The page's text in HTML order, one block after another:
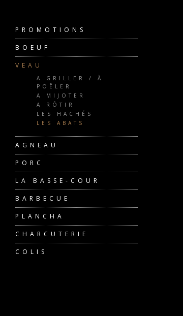
PROMOTIONS
BOEUF
VEAU
A GRILLER / À
POÊLER
A MIJOTER
A RÔTIR
LES HACHÉS
LES ABATS
AGNEAU
PORC
LA BASSE-COUR
BARBECUE
PLANCHA
CHARCUTERIE
COLIS